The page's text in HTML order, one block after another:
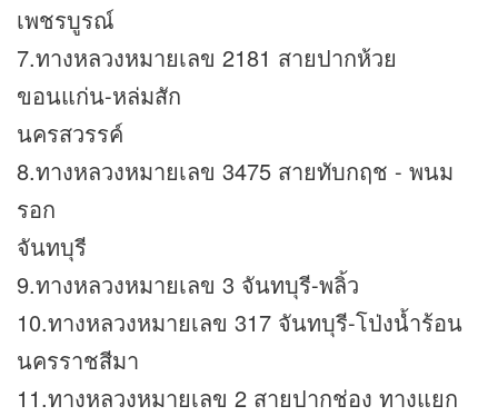
เพชรบูรณ์
7.ทางหลวงหมายเลข 2181 สายปากห้วย
ขอนแก่น-หล่มสัก
นครสวรรค์
8.ทางหลวงหมายเลข 3475 สายทับกฤช - พนม
รอก
จันทบุรี
9.ทางหลวงหมายเลข 3 จันทบุรี-พลิ้ว
10.ทางหลวงหมายเลข 317 จันทบุรี-โป่งน้ำร้อน
นครราชสีมา
11.ทางหลวงหมายเลข 2 สายปากช่อง ทางแยก